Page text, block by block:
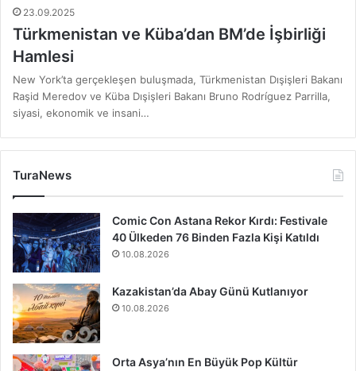
23.09.2025
Türkmenistan ve Küba’dan BM’de İşbirliği
Hamlesi
New York’ta gerçekleşen buluşmada, Türkmenistan Dışişleri Bakanı
Raşid Meredov ve Küba Dışişleri Bakanı Bruno Rodríguez Parrilla,
siyasi, ekonomik ve insani…
TuraNews
Comic Con Astana Rekor Kırdı: Festivale
40 Ülkeden 76 Binden Fazla Kişi Katıldı
10.08.2026
Kazakistan’da Abay Günü Kutlanıyor
10.08.2026
Orta Asya’nın En Büyük Pop Kültür